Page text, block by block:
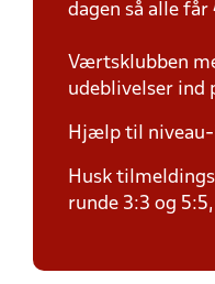
dagen så alle får
Værtsklubben
udeblivelser ind
Hjælp til
Husk
runde 3:3 og